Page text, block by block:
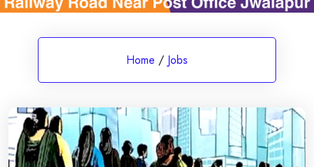
Home / Jobs